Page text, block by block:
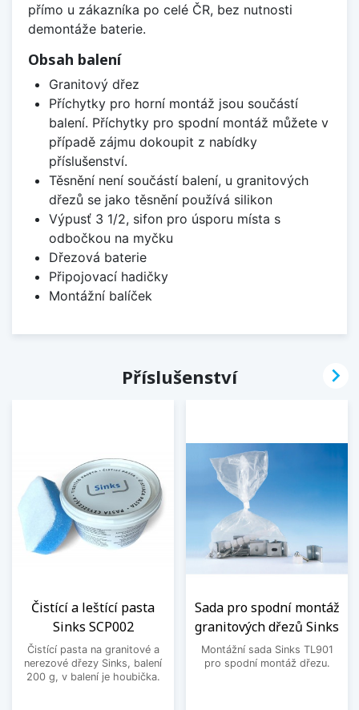
přímo u zákazníka po celé ČR, bez nutnosti
demontáže baterie.
Obsah balení
Granitový dřez
Příchytky pro horní montáž jsou součástí
balení. Příchytky pro spodní montáž můžete v
případě zájmu dokoupit z nabídky
příslušenství.
Těsnění není součástí balení, u granitových
dřezů se jako těsnění používá silikon
Výpusť 3 1/2, sifon pro úsporu místa s
odbočkou na myčku
Dřezová baterie
Připojovací hadičky
Montážní balíček
Příslušenství
Čistící a leštící pasta
Sinks SCP002
Čistící pasta na granitové a
nerezové dřezy Sinks, balení
200 g, v balení je houbička.
Sada pro spodní montáž
granitových dřezů Sinks
Montážní sada Sinks TL901
pro spodní montáž dřezu.
